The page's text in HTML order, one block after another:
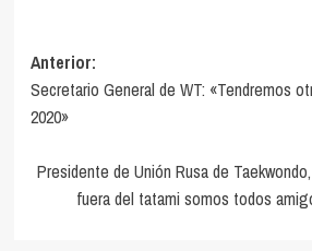
Navegación
de
entradas
Anterior:
Secretario General de WT: «Tendremos
2020»
Presidente de Unión Rusa de
fuera del tatami somos todos